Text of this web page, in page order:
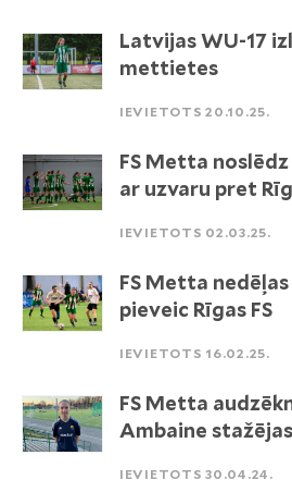
Latvijas WU-17
mettietes
IEVIETOTS 20.10.25.
FS Metta
ar uzvaru pret
IEVIETOTS 02.03.25.
FS Metta
pieveic Rīgas FS
IEVIETOTS 16.02.25.
FS Metta
Ambaine
IEVIETOTS 30.04.24.